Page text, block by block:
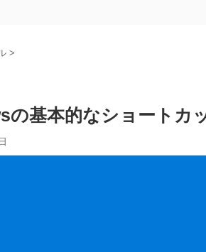
>
の基本的なショートカ